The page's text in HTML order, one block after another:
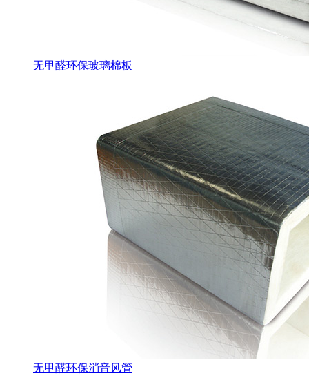
无甲醛环保玻璃棉板
无甲醛环保消音风管